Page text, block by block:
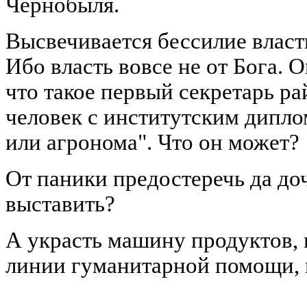
Высвечивается бессилие
Ибо власть вовсе не от Бога.
что такое первый секретарь
человек с институтским
или агронома". Что он может?
От паники предостеречь да
выставить?
А украсть машину
линии гуманитарной помощи,